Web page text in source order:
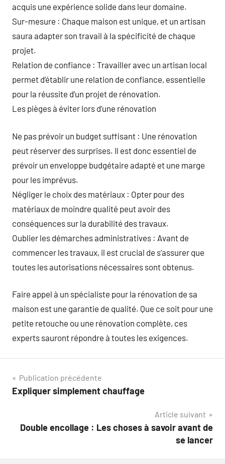
acquis une expérience solide dans leur domaine.
Sur-mesure : Chaque maison est unique, et un artisan
saura adapter son travail à la spécificité de chaque
projet.
Relation de confiance : Travailler avec un artisan local
permet d’établir une relation de confiance, essentielle
pour la réussite d’un projet de rénovation.
Les pièges à éviter lors d’une rénovation
Ne pas prévoir un budget suffisant : Une rénovation
peut réserver des surprises. Il est donc essentiel de
prévoir un enveloppe budgétaire adapté et une marge
pour les imprévus.
Négliger le choix des matériaux : Opter pour des
matériaux de moindre qualité peut avoir des
conséquences sur la durabilité des travaux.
Oublier les démarches administratives : Avant de
commencer les travaux, il est crucial de s’assurer que
toutes les autorisations nécessaires sont obtenus.
Faire appel à un spécialiste pour la rénovation de sa
maison est une garantie de qualité. Que ce soit pour une
petite retouche ou une rénovation complète, ces
experts sauront répondre à toutes les exigences.
Navigation
de
Publication précédente
Expliquer simplement chauffage
Article suivant
Double encollage : Les choses à savoir avant de
se lancer